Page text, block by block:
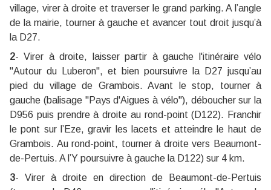
village, virer à droite et traverser le grand parking. A l’angle
de la mairie, tourner à gauche et avancer tout droit jusqu’à
la D27.
2- Virer à droite, laisser partir à gauche l'itinéraire vélo
"Autour du Luberon", et bien poursuivre la D27 jusqu’au
pied du village de Grambois. Avant le stop, tourner à
gauche (balisage "Pays d'Aigues à vélo"), déboucher sur la
D956 puis prendre à droite au rond-point (D122). Franchir
le pont sur l’Eze, gravir les lacets et atteindre le haut de
Grambois. Au rond-point, tourner à droite vers Beaumont-
de-Pertuis. A l’Y poursuivre à gauche la D122) sur 4 km.
3- Virer à droite en direction de Beaumont-de-Pertuis